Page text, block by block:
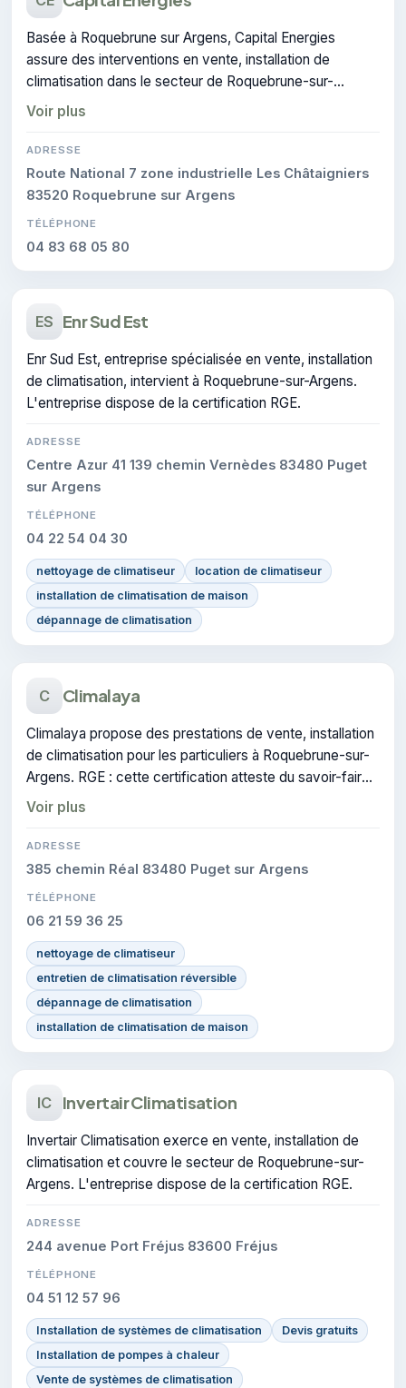
Basée à Roquebrune sur Argens, Capital Energies
assure des interventions en vente, installation de
climatisation dans le secteur de Roquebrune-sur-
Argens. Elle est certifiée RGE, gage de conformité sur
les interventions réalisées.
Voir plus
ADRESSE
Route National 7 zone industrielle Les Châtaigniers
83520 Roquebrune sur Argens
TÉLÉPHONE
04 83 68 05 80
ES Enr Sud Est
Enr Sud Est, entreprise spécialisée en vente, installation
de climatisation, intervient à Roquebrune-sur-Argens.
L'entreprise dispose de la certification RGE.
ADRESSE
Centre Azur 41 139 chemin Vernèdes 83480 Puget
sur Argens
TÉLÉPHONE
04 22 54 04 30
nettoyage de climatiseur
location de climatiseur
installation de climatisation de maison
dépannage de climatisation
C Climalaya
Climalaya propose des prestations de vente, installation
de climatisation pour les particuliers à Roquebrune-sur-
Argens. RGE : cette certification atteste du savoir-faire
de l'entreprise.
Voir plus
ADRESSE
385 chemin Réal 83480 Puget sur Argens
TÉLÉPHONE
06 21 59 36 25
nettoyage de climatiseur
entretien de climatisation réversible
dépannage de climatisation
installation de climatisation de maison
IC Invertair Climatisation
Invertair Climatisation exerce en vente, installation de
climatisation et couvre le secteur de Roquebrune-sur-
Argens. L'entreprise dispose de la certification RGE.
ADRESSE
244 avenue Port Fréjus 83600 Fréjus
TÉLÉPHONE
04 51 12 57 96
Installation de systèmes de climatisation
Devis gratuits
Installation de pompes à chaleur
Vente de systèmes de climatisation